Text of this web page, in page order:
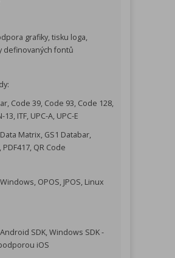
grafiky, tisku loga,
definovaných fontů
Code 39, Code 93, Code 128,
13, ITF, UPC-A, UPC-E
Matrix, GS1 Databar,
QR Code
OPOS, JPOS, Linux
SDK, Windows SDK -
iOS